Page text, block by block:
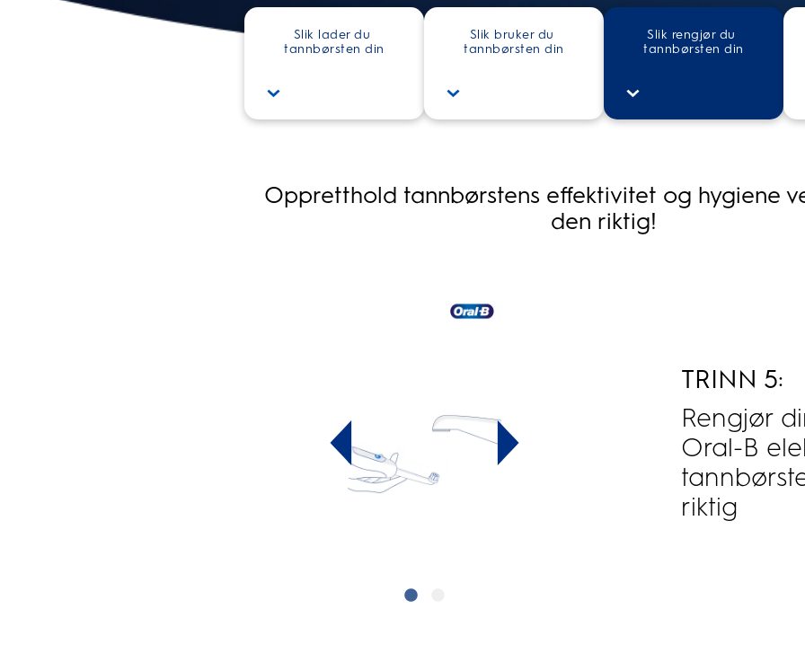
Slik lader du
tannbørsten din
Slik bruker du
tannbørsten din
Slik rengjør du
tannbørsten din
Oppretthold tannbørstens effektivitet og hygiene
den riktig!
TRINN 5:
Rengjør
Oral-B
riktig